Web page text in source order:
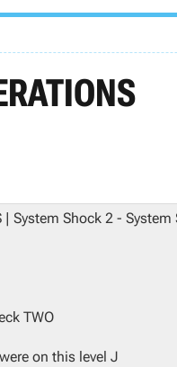
TWO
on this level J